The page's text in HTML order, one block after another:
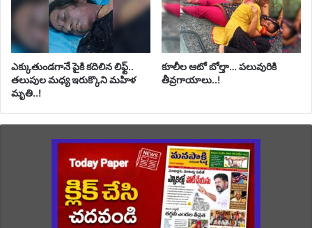
ఎక్కుతుండగానే పైకి కదిలిన లిఫ్ట్‌..
తలుపుల మధ్య ఇరుక్కొని మహిళ
మృతి..!
కూలీల ఆటో బోల్తా… పలువురికి
తీవ్రగాయాలు..!